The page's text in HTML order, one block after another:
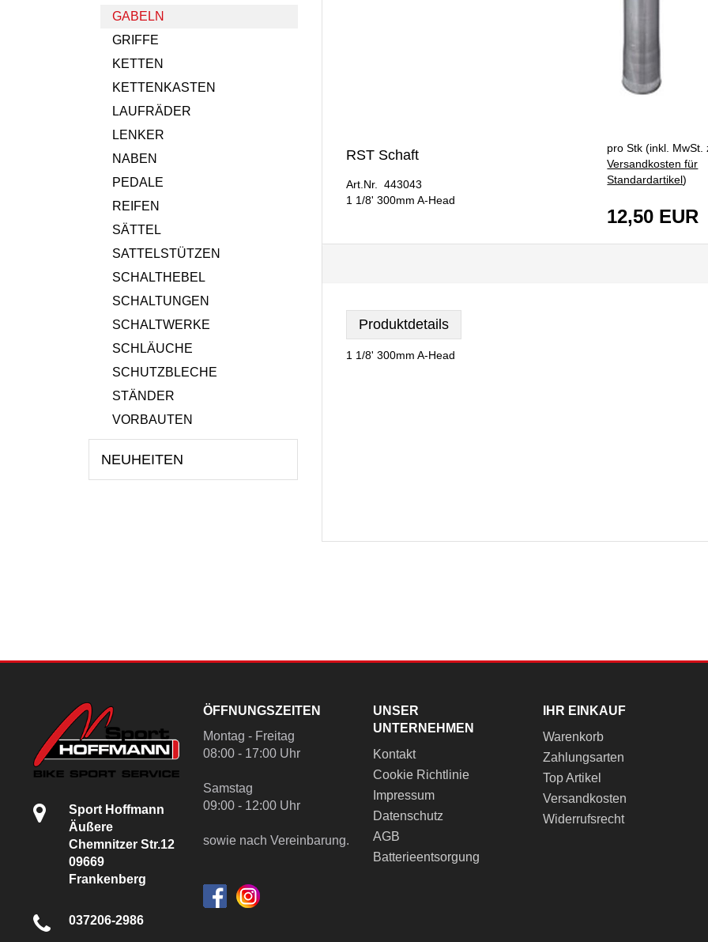
GABELN
GRIFFE
KETTEN
KETTENKASTEN
LAUFRÄDER
LENKER
NABEN
PEDALE
REIFEN
SÄTTEL
SATTELSTÜTZEN
SCHALTHEBEL
SCHALTUNGEN
SCHALTWERKE
SCHLÄUCHE
SCHUTZBLECHE
STÄNDER
VORBAUTEN
NEUHEITEN
RST Schaft
Art.Nr. 443043
1 1/8' 300mm A-Head
pro Stk (inkl. MwSt.
Versandkosten für
Standardartikel)
12,50 EUR
Produktdetails
1 1/8' 300mm A-Head
Sport Hoffmann
Äußere
Chemnitzer Str.12
09669
Frankenberg
037206-2986
ÖFFNUNGSZEITEN
Montag - Freitag
08:00 - 17:00 Uhr
Samstag
09:00 - 12:00 Uhr
sowie nach Vereinbarung.
UNSER
UNTERNEHMEN
Kontakt
Cookie Richtlinie
Impressum
Datenschutz
AGB
Batterieentsorgung
IHR EINKAUF
Warenkorb
Zahlungsarten
Top Artikel
Versandkosten
Widerrufsrecht